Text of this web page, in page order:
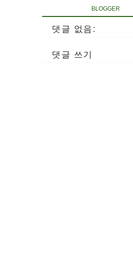
BLOGGER
댓글 없음:
댓글 쓰기